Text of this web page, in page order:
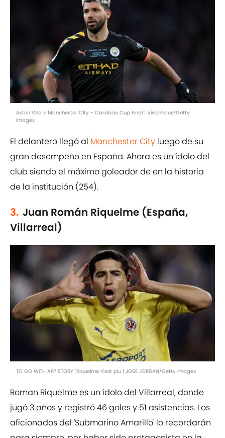
Aston Villa v Manchester City - Carabao Cup Final | Visionhaus/Getty
Images
El delantero llegó al Manchester City luego de su
gran desempeño en España. Ahora es un ídolo del
club siendo el máximo goleador de en la historia
de la institución (254).
3. Juan Román Riquelme (España,
Villarreal)
TO GO WITH AFP STORY "Riquelme n'est plu | JOSE JORDAN/Getty Images
Roman Riquelme es un ídolo del Villarreal, donde
jugó 3 años y registró 46 goles y 51 asistencias. Los
aficionados del 'Submarino Amarillo' lo recordarán